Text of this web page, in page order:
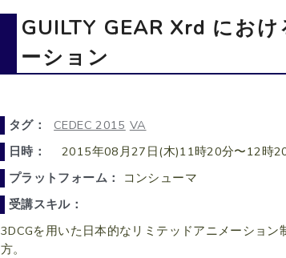
GUILTY GEAR Xrd にお
ーション
タグ： CEDEC 2015 VA
日時：
2015年08月27日(木)11時20分〜12時
プラットフォーム：
コンシューマ
受講スキル：
3DCGを用いた日本的なリミテッドアニメーショ
方。